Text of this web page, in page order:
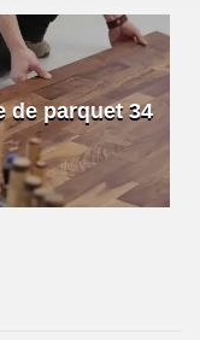
de parquet 34